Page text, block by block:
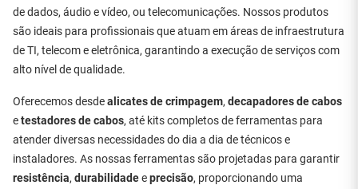
de dados, áudio e vídeo, ou telecomunicações. Nossos produtos
são ideais para profissionais que atuam em áreas de infraestrutura
de TI, telecom e eletrônica, garantindo a execução de serviços com
alto nível de qualidade.
Oferecemos desdealicates de crimpagem, decapadores de cabos
etestadores de cabos, até kits completos de ferramentas para
atender diversas necessidades do dia a dia de técnicos e
instaladores. As nossas ferramentas são projetadas para garantir
resistência, durabilidadeeprecisão, proporcionando uma